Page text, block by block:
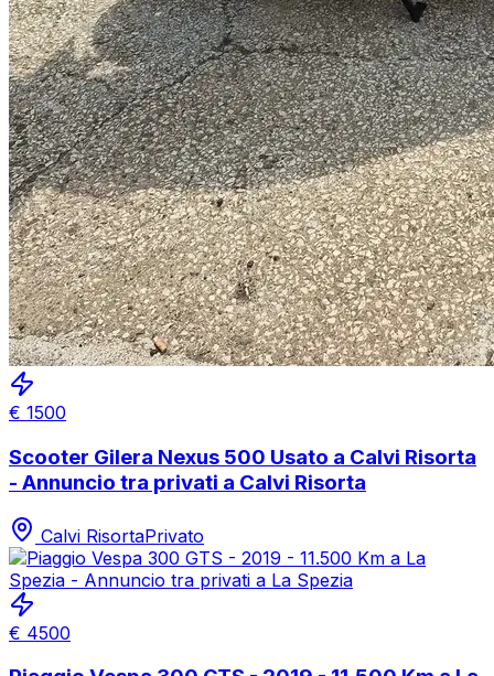
€ 1500
Scooter Gilera Nexus 500 Usato a Calvi Risorta
- Annuncio tra privati a Calvi Risorta
Calvi RisortaPrivato
€ 4500